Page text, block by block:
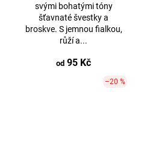
svými bohatými tóny
šťavnaté švestky a
broskve. S jemnou fialkou,
růží a...
od 95 Kč
–20 %